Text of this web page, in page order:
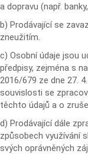
a dopravu (např.
b) Prodávající se
zneužitím.
c) Osobní údaje jsou
předpisy, zejména s
2016/679 ze dne 27.
souvislosti se
těchto údajů a o
d) Prodávající dále
způsobech využívání
svých oprávněných